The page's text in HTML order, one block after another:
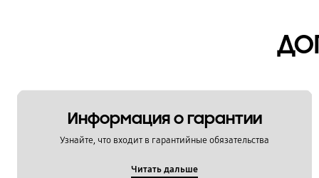
Информация о гарантии
Узнайте, что входит в гарантийные обязательства
Читать дальше